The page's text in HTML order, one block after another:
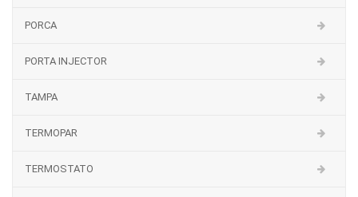
PORCA
PORTA INJECTOR
TAMPA
TERMOPAR
TERMOSTATO